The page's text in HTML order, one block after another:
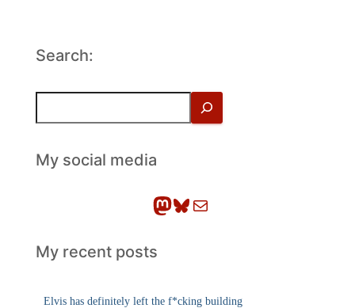
Search:
h
eMy social media
Mastodon Bluesky E-Mail
My recent posts
Elvis has definitely left the f*cking building